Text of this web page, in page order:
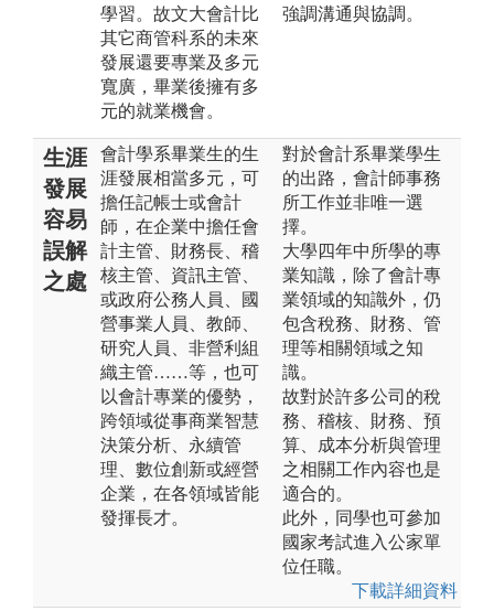
學習。故文大會計比
其它商管科系的未來
發展還要專業及多元
寬廣，畢業後擁有多
元的就業機會。
強調溝通與協調。
生涯
發展
容易
誤解
之處
會計學系畢業生的生
涯發展相當多元，可
擔任記帳士或會計
師，在企業中擔任會
計主管、財務長、稽
核主管、資訊主管、
或政府公務人員、國
營事業人員、教師、
研究人員、非營利組
織主管……等，也可
以會計專業的優勢，
跨領域從事商業智慧
決策分析、永續管
理、數位創新或經營
企業，在各領域皆能
發揮長才。
對於會計系畢業學生
的出路，會計師事務
所工作並非唯一選
擇。
大學四年中所學的專
業知識，除了會計專
業領域的知識外，仍
包含稅務、財務、管
理等相關領域之知
識。
故對於許多公司的稅
務、稽核、財務、預
算、成本分析與管理
之相關工作內容也是
適合的。
此外，同學也可參加
國家考試進入公家單
位任職。
下載詳細資料